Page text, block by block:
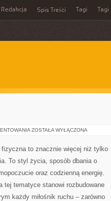
Redakcja Spis Treści Tagi Tagi
LIFESTYLE
ZOSTAŁA WYŁĄCZONA
to znacznie więcej niż tylko
To styl życia, sposób dbania o
oraz codzienną energię.
tej tematyce stanowi rozbudowane
każdy miłośnik ruchu – zarówno